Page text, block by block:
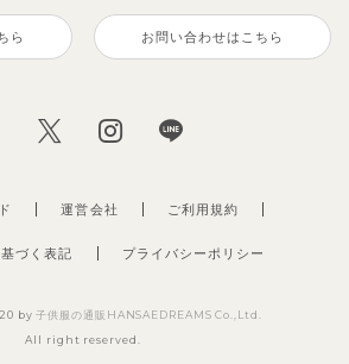
ら お問い合わせはこちら
運営会社
づく表記 プライバシーポリシー
ご利用規約
by子供服の通販HANSAEDREAMS Co.,Ltd.
All right reserved.